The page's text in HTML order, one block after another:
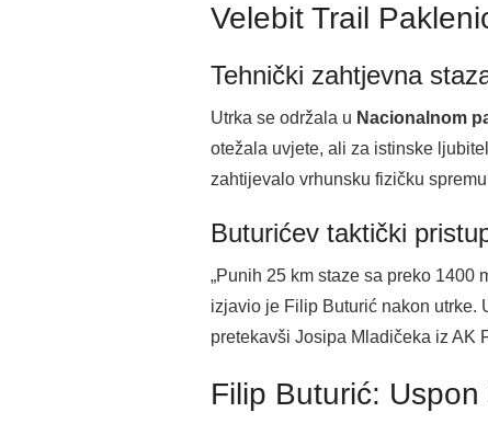
Velebit Trail
Tehnički zahtjevna
Utrka se održala u Nacionalnom
otežala uvjete, ali za istinske
zahtijevalo vrhunsku fizičku
Buturićev taktički
„Punih 25 km staze sa preko 1400
izjavio je Filip Buturić nakon utrke.
pretekavši Josipa Mladičeka iz AK
Filip Buturić: